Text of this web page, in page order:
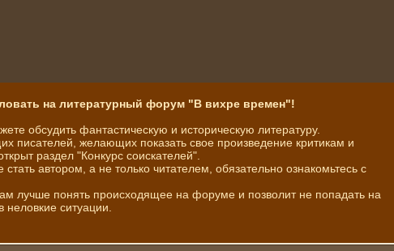
на литературный форум "В вихре времен"!
обсудить фантастическую и историческую литературу.
писателей, желающих показать свое произведение критикам и
раздел "Конкурс соискателей".
стать автором, а не только читателем, обязательно ознакомьтесь с
лучше понять происходящее на форуме и позволит не попадать на
неловкие ситуации.